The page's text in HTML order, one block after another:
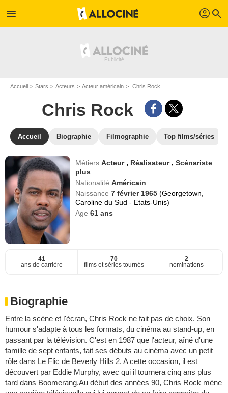
menu profil search
Accueil Stars Acteurs Acteur américain Chris Rock
Chris Rock
Accueil Biographie Filmographie Top films/séries
MétiersActeur , Réalisateur ,Scénariste
plus
NationalitéAméricain
Naissance7 février 1965(Georgetown,
Caroline du Sud - Etats-Unis)
Age61 ans
41
ans de carrière
70
films et séries tournés
2
nominations
Biographie
Entre la scène et l'écran, Chris Rock ne fait pas de choix. Son
humour s'adapte à tous les formats, du cinéma au stand-up, en
passant par la télévision. C'est en 1987 que l'acteur, aîné d'une
famille de sept enfants, fait ses débuts au cinéma avec un petit
rôle dans Le Flic de Beverly Hills 2. A cette occasion, il est
découvert par Eddie Murphy, avec qui il tournera cinq ans plus
tard dans Boomerang.Au début des années 90, Chris Rock mène